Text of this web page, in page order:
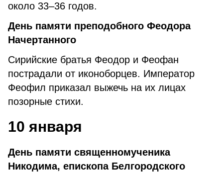
около 33–36 годов.
День памяти преподобного Феодора
Начертанного
Сирийские братья Феодор и Феофан
пострадали от иконоборцев. Император
Феофил приказал выжечь на их лицах
позорные стихи.
10 января
День памяти священномученика
Никодима, епископа Белгородского